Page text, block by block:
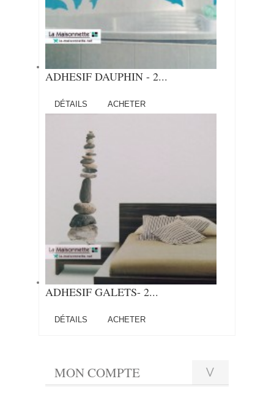
ADHESIF DAUPHIN - 2...
DÉTAILS ACHETER
ADHESIF GALETS- 2...
DÉTAILS ACHETER
MON COMPTE